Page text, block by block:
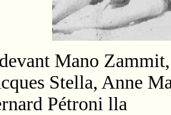
devant Mano
Stella, Anne
Pétroni lla